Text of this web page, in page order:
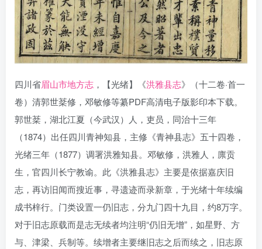
四川省眉山市地方志 ，【光绪】《洪雅县志》（十二卷·首一
卷）清郭世棻修，邓敏修等纂PDF高清电子版影印本下载。
郭世棻，湖北江夏（今武汉）人，吏员，同治十三年
（1874）出任四川青神知县，主修《青神县志》五十四卷，
光绪三年（1877）调署洪雅知县。邓敏修，洪雅人，廪贡
生，官四川长宁教谕。此《洪雅县志》主要是依据嘉庆旧
志，再访旧闻而搜近事，寻遗迹而录新章，于光绪十年续编
成书梓行。门类设置一仍旧志，分九门四十九目，约8万字。
对于旧志原载而是志无续者均注明“仍旧无增”，如星野、方
与、津梁、兵制等。续增者主要继旧志之后而续之，旧志原